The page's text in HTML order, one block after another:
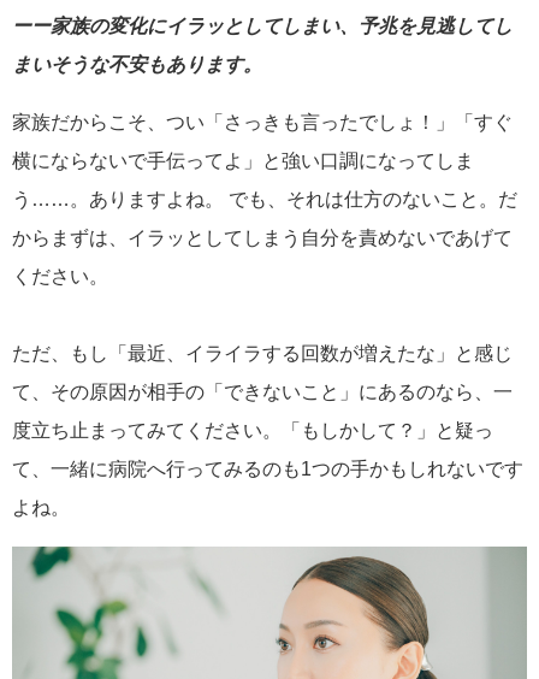
ーー家族の変化にイラッとしてしまい、予兆を見逃してし
まいそうな不安もあります。
家族だからこそ、つい「さっきも言ったでしょ！」「すぐ
横にならないで手伝ってよ」と強い口調になってしま
う……。ありますよね。 でも、それは仕方のないこと。だ
からまずは、イラッとしてしまう自分を責めないであげて
ください。
ただ、もし「最近、イライラする回数が増えたな」と感じ
て、その原因が相手の「できないこと」にあるのなら、一
度立ち止まってみてください。「もしかして？」と疑っ
て、一緒に病院へ行ってみるのも1つの手かもしれないです
よね。